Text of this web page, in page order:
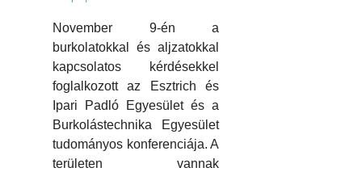
November 9-én a
burkolatokkal és aljzatokkal
kapcsolatos kérdésekkel
foglalkozott az Esztrich és
Ipari Padló Egyesület és a
Burkolástechnika Egyesület
tudományos konferenciája. A
területen vannak